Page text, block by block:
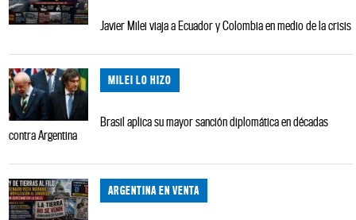
Javier Milei viaja a Ecuador y Colombia en medio de la crisis
MILEI LO HIZO
Brasil aplica su mayor sanción diplomática en décadas
contra Argentina
ARGENTINA EN VENTA